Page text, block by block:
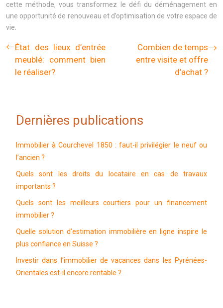
cette méthode, vous transformez le défi du déménagement en
une opportunité de renouveau et d’optimisation de votre espace de
vie.
État des lieux d’entrée
meublé: comment bien
le réaliser?
Combien de temps
entre visite et offre
d’achat ?
Dernières publications
Immobilier à Courchevel 1850 : faut-il privilégier le neuf ou
l’ancien ?
Quels sont les droits du locataire en cas de travaux
importants ?
Quels sont les meilleurs courtiers pour un financement
immobilier ?
Quelle solution d’estimation immobilière en ligne inspire le
plus confiance en Suisse ?
Investir dans l’immobilier de vacances dans les Pyrénées-
Orientales est-il encore rentable ?